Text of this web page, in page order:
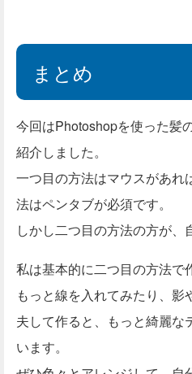
まとめ
今回はPhotoshopを使った髪
紹介しました。
一つ目の方法はマウスがあれ
法はペンタブが必須です。
しかし二つ目の方法の方が、
私は基本的に二つ目の方法で
もっと線を入れてみたり、
夫して作ると、もっと綺麗な
います。